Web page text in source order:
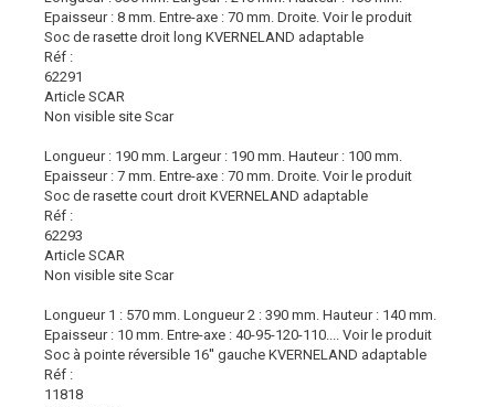
Epaisseur : 8 mm. Entre-axe : 70 mm. Droite. Voir le produit
Soc de rasette droit long KVERNELAND adaptable
Réf :
62291
Article SCAR
Non visible site Scar
Longueur : 190 mm. Largeur : 190 mm. Hauteur : 100 mm.
Epaisseur : 7 mm. Entre-axe : 70 mm. Droite. Voir le produit
Soc de rasette court droit KVERNELAND adaptable
Réf :
62293
Article SCAR
Non visible site Scar
Longueur 1 : 570 mm. Longueur 2 : 390 mm. Hauteur : 140 mm.
Epaisseur : 10 mm. Entre-axe : 40-95-120-110....
Voir le produit
Soc à pointe réversible 16'' gauche KVERNELAND adaptable
Réf :
11818